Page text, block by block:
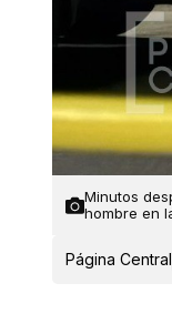
Minutos
hombre en
Página Central